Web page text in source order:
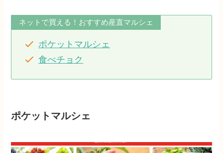
ネットで買える！おすすめ産直マルシェ
ポケットマルシェ
食べチョク
ポケットマルシェ